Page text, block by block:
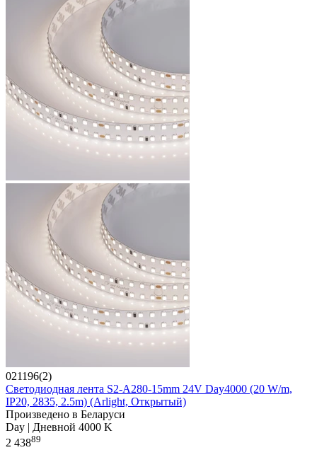
021196(2)
Светодиодная лента S2-A280-15mm 24V Day4000 (20 W/m,
IP20, 2835, 2.5m) (Arlight, Открытый)
Произведено в Беларуси
Day | Дневной 4000 K
2 43889